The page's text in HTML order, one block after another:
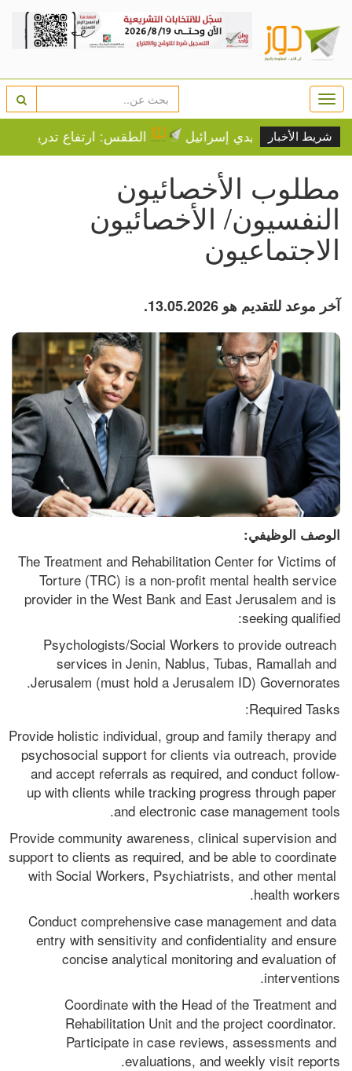
شريط الأخبار
غضب مؤيدي إسرائيل الطقس: ارتفاع تدريجي على
مطلوب الأخصائيون
النفسيون/ الأخصائيون
الاجتماعيون
آخر موعد للتقديم هو 13.05.2026.
الوصف الوظيفي:
The Treatment and Rehabilitation Center for Victims of
Torture (TRC) is a non-profit mental health service
provider in the West Bank and East Jerusalem and is
seeking qualified:
Psychologists/Social Workers to provide outreach
services in Jenin, Nablus, Tubas, Ramallah and
Jerusalem (must hold a Jerusalem ID) Governorates.
Required Tasks:
Provide holistic individual, group and family therapy and
psychosocial support for clients via outreach, provide
and accept referrals as required, and conduct follow-
up with clients while tracking progress through paper
and electronic case management tools.
Provide community awareness, clinical supervision and
support to clients as required, and be able to coordinate
with Social Workers, Psychiatrists, and other mental
health workers.
Conduct comprehensive case management and data
entry with sensitivity and confidentiality and ensure
concise analytical monitoring and evaluation of
interventions.
Coordinate with the Head of the Treatment and
Rehabilitation Unit and the project coordinator.
Participate in case reviews, assessments and
evaluations, and weekly visit reports.